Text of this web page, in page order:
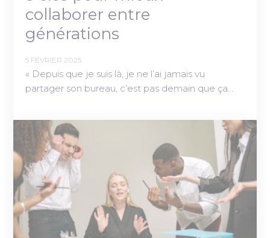
collaborer entre
générations
5 FÉVRIER 2025
« Depuis que je suis là, je ne l’ai jamais vu
partager son bureau, c’est pas demain que ça…